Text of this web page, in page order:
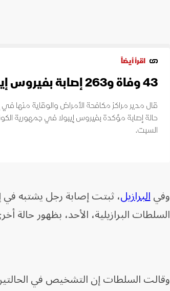
اقرأ أيضاً
43 وفاة و263 إصابة بفيروس إيبولا في دولتين
حالة إصابة ‌مؤكدة بفيروس إيبولا في جمهورية
السبت.
وفيالبرازيل، ثبتت إصابة رجل يشتبه في
السلطات البرازيلية، الأحد، بظهور حالة
وقالت السلطات إن التشخيص في